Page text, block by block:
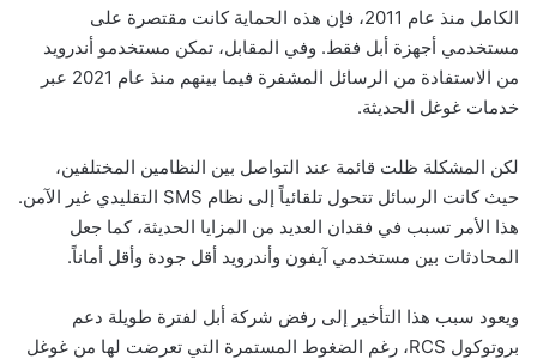
الكامل منذ عام 2011، فإن هذه الحماية كانت مقتصرة على
مستخدمي أجهزة أبل فقط. وفي المقابل، تمكن مستخدمو أندرويد
من الاستفادة من الرسائل المشفرة فيما بينهم منذ عام 2021 عبر
خدمات غوغل الحديثة.
لكن المشكلة ظلت قائمة عند التواصل بين النظامين المختلفين،
حيث كانت الرسائل تتحول تلقائياً إلى نظام SMS التقليدي غير الآمن.
هذا الأمر تسبب في فقدان العديد من المزايا الحديثة، كما جعل
المحادثات بين مستخدمي آيفون وأندرويد أقل جودة وأقل أماناً.
ويعود سبب هذا التأخير إلى رفض شركة أبل لفترة طويلة دعم
بروتوكول RCS، رغم الضغوط المستمرة التي تعرضت لها من غوغل